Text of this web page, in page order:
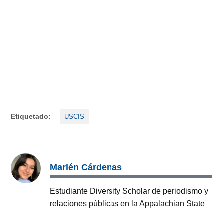
Etiquetado: USCIS
Marlén Cárdenas
Estudiante Diversity Scholar de periodismo y
relaciones públicas en la Appalachian State